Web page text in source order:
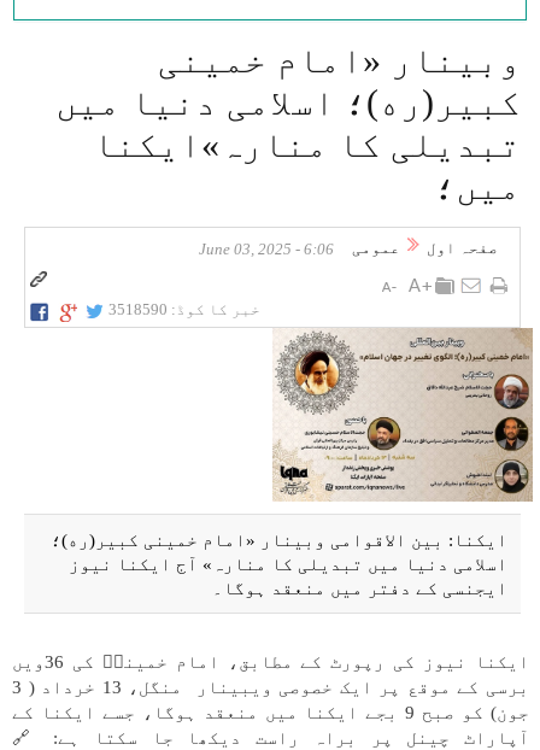
وبینار «امام خمینی
کبیر(ره)؛ اسلامی دنیا میں
تبدیلی کا منارہ»ایکنا
میں؛
صفحہ اول عمومی 6:06 - June 03, 2025
خبر کا کوڈ: 3518590
ایکنا: بین الاقوامی وبینار «امام خمینی کبیر(ره)؛
اسلامی دنیا میں تبدیلی کا منارہ» آج ایکنا نیوز
ایجنسی کے دفتر میں منعقد ہوگا۔
ایکنا نیوز کی رپورٹ کے مطابق، امام خمینیؒ کی 36ویں
برسی کے موقع پر ایک خصوصی ویبینار منگل، 13 خرداد ( 3
جون) کو صبح 9 بجے ایکنا میں منعقد ہوگا، جسے ایکنا کے
آپاراٹ چینل پر براہ راست دیکھا جا سکتا ہے: 🔗